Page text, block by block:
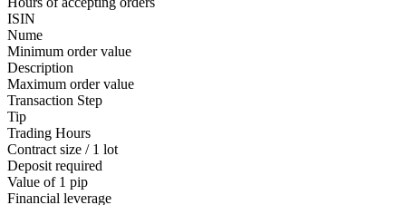
ISIN
Nume
Minimum order value
Description
Maximum order value
Transaction Step
Tip
Trading Hours
Contract size / 1 lot
Deposit required
Value of 1 pip
Financial leverage